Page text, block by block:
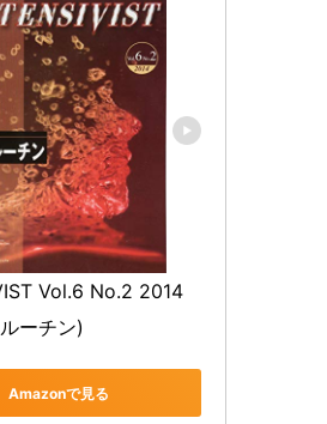
Vol.6 No.2 2014
ーチン)
Amazonで見る